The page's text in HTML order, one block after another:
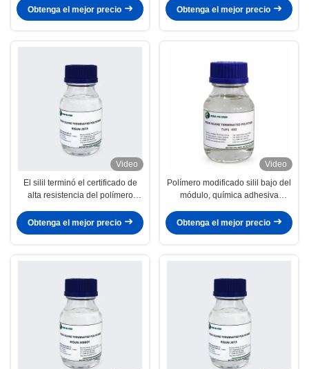
Obtenga el mejor precio
Obtenga el mejor precio
Video
El silil terminó el certificado de
alta resistencia del polímero
poliéter
Obtenga el mejor precio
Video
Polímero modificado silil bajo del
módulo, química adhesiva
Obtenga el mejor precio